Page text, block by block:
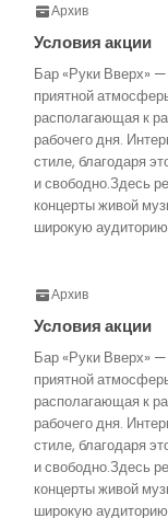
Архив
Условия акции
Бар «Руки Вверх»
приятной
располагающая к
рабочего дня.
стиле, благодаря
и свободно.Здесь
концерты живой
широкую
Архив
Условия акции
Бар «Руки Вверх»
приятной
располагающая к
рабочего дня.
стиле, благодаря
и свободно.Здесь
концерты живой
широкую